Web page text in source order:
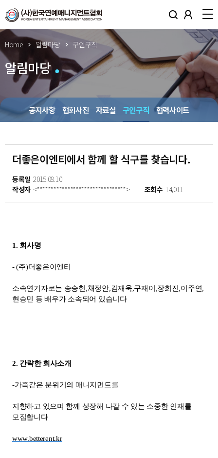
Home 알림마당 구인구직
알림마당
공지사항 협회사진 자료실 구인구직 협력사이트
더좋은이엔티에서 함께 할 식구를 찾습니다.
등록일 2015.08.10
작성자 <********************************> 조회수 14,011
1. 회사명
- (주)더좋은이엔티
소속연기자로는 송승헌,채정안,김재욱,구재이,장희진,이주연,
현승민 등 배우가 소속되어 있습니다
2. 간략한 회사소개
-가족같은 분위기의 매니지먼트를
지향하고 있으며 함께 성장해 나갈 수 있는 소중한 인재를
모집합니다
www.betterent.kr